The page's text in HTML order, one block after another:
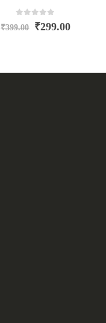
out of 5
₹399.00 ₹299.00